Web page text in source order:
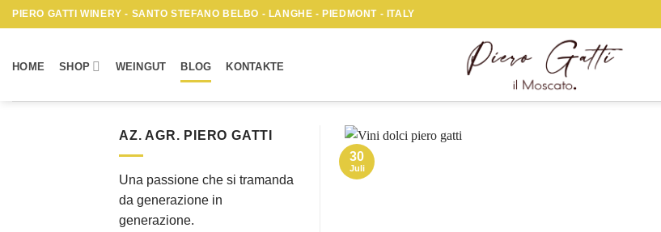
Zum
Inhalt
PIERO GATTI WINERY - SANTO STEFANO BELBO - LANGHE - PIEDMONT - ITALY
HOME SHOP WEINGUT BLOG KONTAKTE
AZ. AGR. PIERO GATTI
Una passione che si tramanda
da generazione in
generazione.
30
Juli